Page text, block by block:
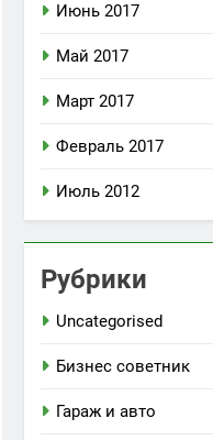
Июнь 2017
Май 2017
Март 2017
Февраль 2017
Июль 2012
Рубрики
Uncategorised
Бизнес советник
Гараж и авто